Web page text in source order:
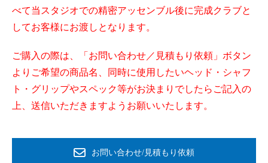
べて当スタジオでの精密アッセンブル後に完成クラブと
してお客様にお渡しとなります。
ご購入の際は、「お問い合わせ／見積もり依頼」ボタン
よりご希望の商品名、同時に使用したいヘッド・シャフ
ト・グリップやスペック等がお決まりでしたらご記入の
上、送信いただきますようお願いいたします。
お問い合わせ/見積もり依頼